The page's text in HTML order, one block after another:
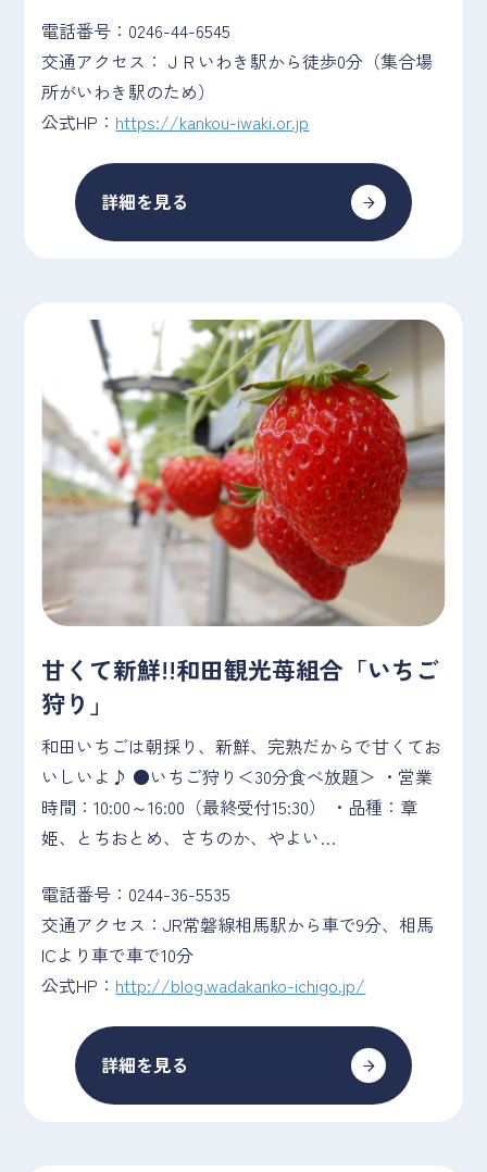
電話番号：0246-44-6545
交通アクセス：ＪＲいわき駅から徒歩0分（集合場
所がいわき駅のため）
公式HP： https://kankou-iwaki.or.jp
詳細を見る
甘くて新鮮!!和田観光苺組合「いちご
狩り」
和田いちごは朝採り、新鮮、完熟だからで甘くてお
いしいよ♪ ●いちご狩り＜30分食べ放題＞ ・営業
時間：10:00～16:00（最終受付15:30） ・品種：章
姫、とちおとめ、さちのか、やよい…
電話番号：0244-36-5535
交通アクセス：JR常磐線相馬駅から車で9分、相馬
ICより車で車で10分
公式HP： http://blog.wadakanko-ichigo.jp/
詳細を見る